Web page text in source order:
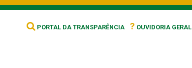
PORTAL DA TRANSPARÊNCIA ? OUVIDORIA GERAL